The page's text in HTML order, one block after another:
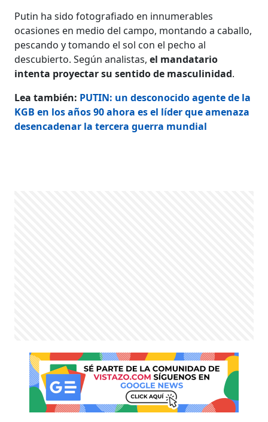
Putin ha sido fotografiado en innumerables
ocasiones en medio del campo, montando a caballo,
pescando y tomando el sol con el pecho al
descubierto. Según analistas,el mandatario
intenta proyectar su sentido de masculinidad.
Lea también: PUTIN: un desconocido agente de la
KGB en los años 90 ahora es el líder que amenaza
desencadenar la tercera guerra mundial